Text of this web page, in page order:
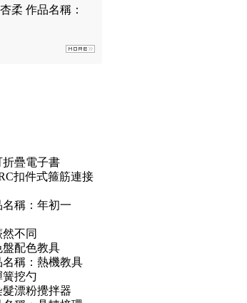
柔 作品名稱：
疊電子書
扣件式箍筋連接
稱：年初一
不同
配色教具
稱：熱機教具
挖勺
漂粉攪拌器